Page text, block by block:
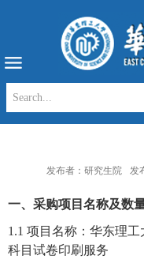
发布者：研究生院 发
一、采购项目名称及数
1.1 项目名称： 华东理工
科目试卷印刷服务